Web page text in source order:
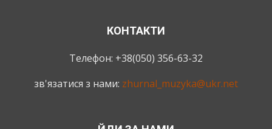
КОНТАКТИ
Телефон: +38(050) 356-63-32
зв'язатися з нами: zhurnal_muzyka@ukr.net